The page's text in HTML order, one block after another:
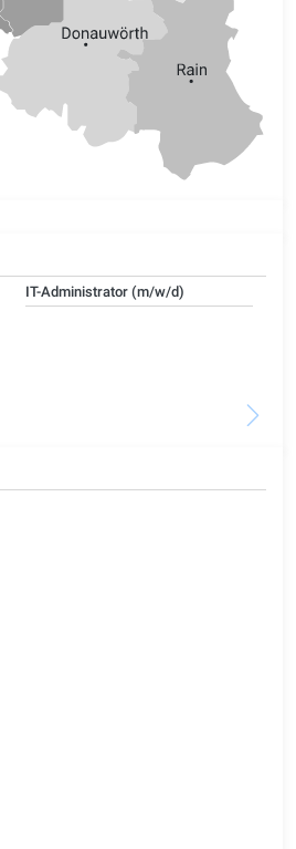
IT-Administrator (m/w/d)